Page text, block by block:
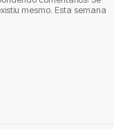
mesmo. Esta semana